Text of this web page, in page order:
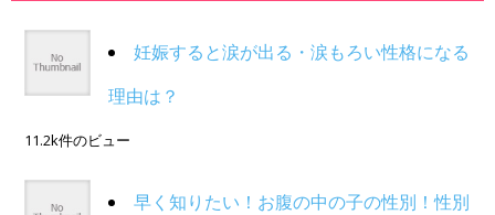
妊娠すると涙が出る・涙もろい性格になる
理由は？
11.2k件のビュー
早く知りたい！お腹の中の子の性別！性別